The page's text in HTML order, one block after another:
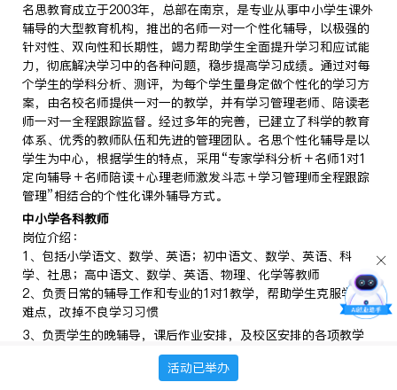
名思教育成立于2003年，总部在南京，是专业从事中小学生课外
辅导的大型教育机构，推出的名师一对一个性化辅导，以极强的
针对性、双向性和长期性，竭力帮助学生全面提升学习和应试能
力，彻底解决学习中的各种问题，稳步提高学习成绩。通过对每
个学生的学科分析、测评，为每个学生量身定做个性化的学习方
案，由名校名师提供一对一的教学，并有学习管理老师、陪读老
师一对一全程跟踪监督。经过多年的完善，已建立了科学的教育
体系、优秀的教师队伍和先进的管理团队。名思个性化辅导是以
学生为中心，根据学生的特点，采用“专家学科分析＋名师1对1
定向辅导＋名师陪读＋心理老师激发斗志＋学习管理师全程跟踪
管理”相结合的个性化课外辅导方式。
中小学各科教师
岗位介绍：
1、包括小学语文、数学、英语；初中语文、数学、英语、科
学、社思；高中语文、数学、英语、物理、化学等教师
2、负责日常的辅导工作和专业的1对1教学，帮助学生克服学习
难点，改掉不良学习习惯
3、负责学生的晚辅导，课后作业安排，及校区安排的各项教学
活动已举办